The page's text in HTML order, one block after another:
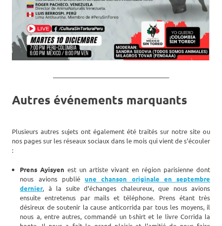
Autres événements marquants
Plusieurs autres sujets ont également été traités sur notre site ou
nos pages sur les réseaux sociaux dans le mois qui vient de s’écouler
:
Prens Ayisyen est un artiste vivant en région parisienne dont
nous avions publié une chanson originale en septembre
dernier, à la suite d’échanges chaleureux, que nous avions
ensuite entretenus par mails et téléphone. Prens étant très
désireux de soutenir la cause anticorrida par tous les moyens, il
nous a, entre autres, commandé un t-shirt et le livre Corrida la